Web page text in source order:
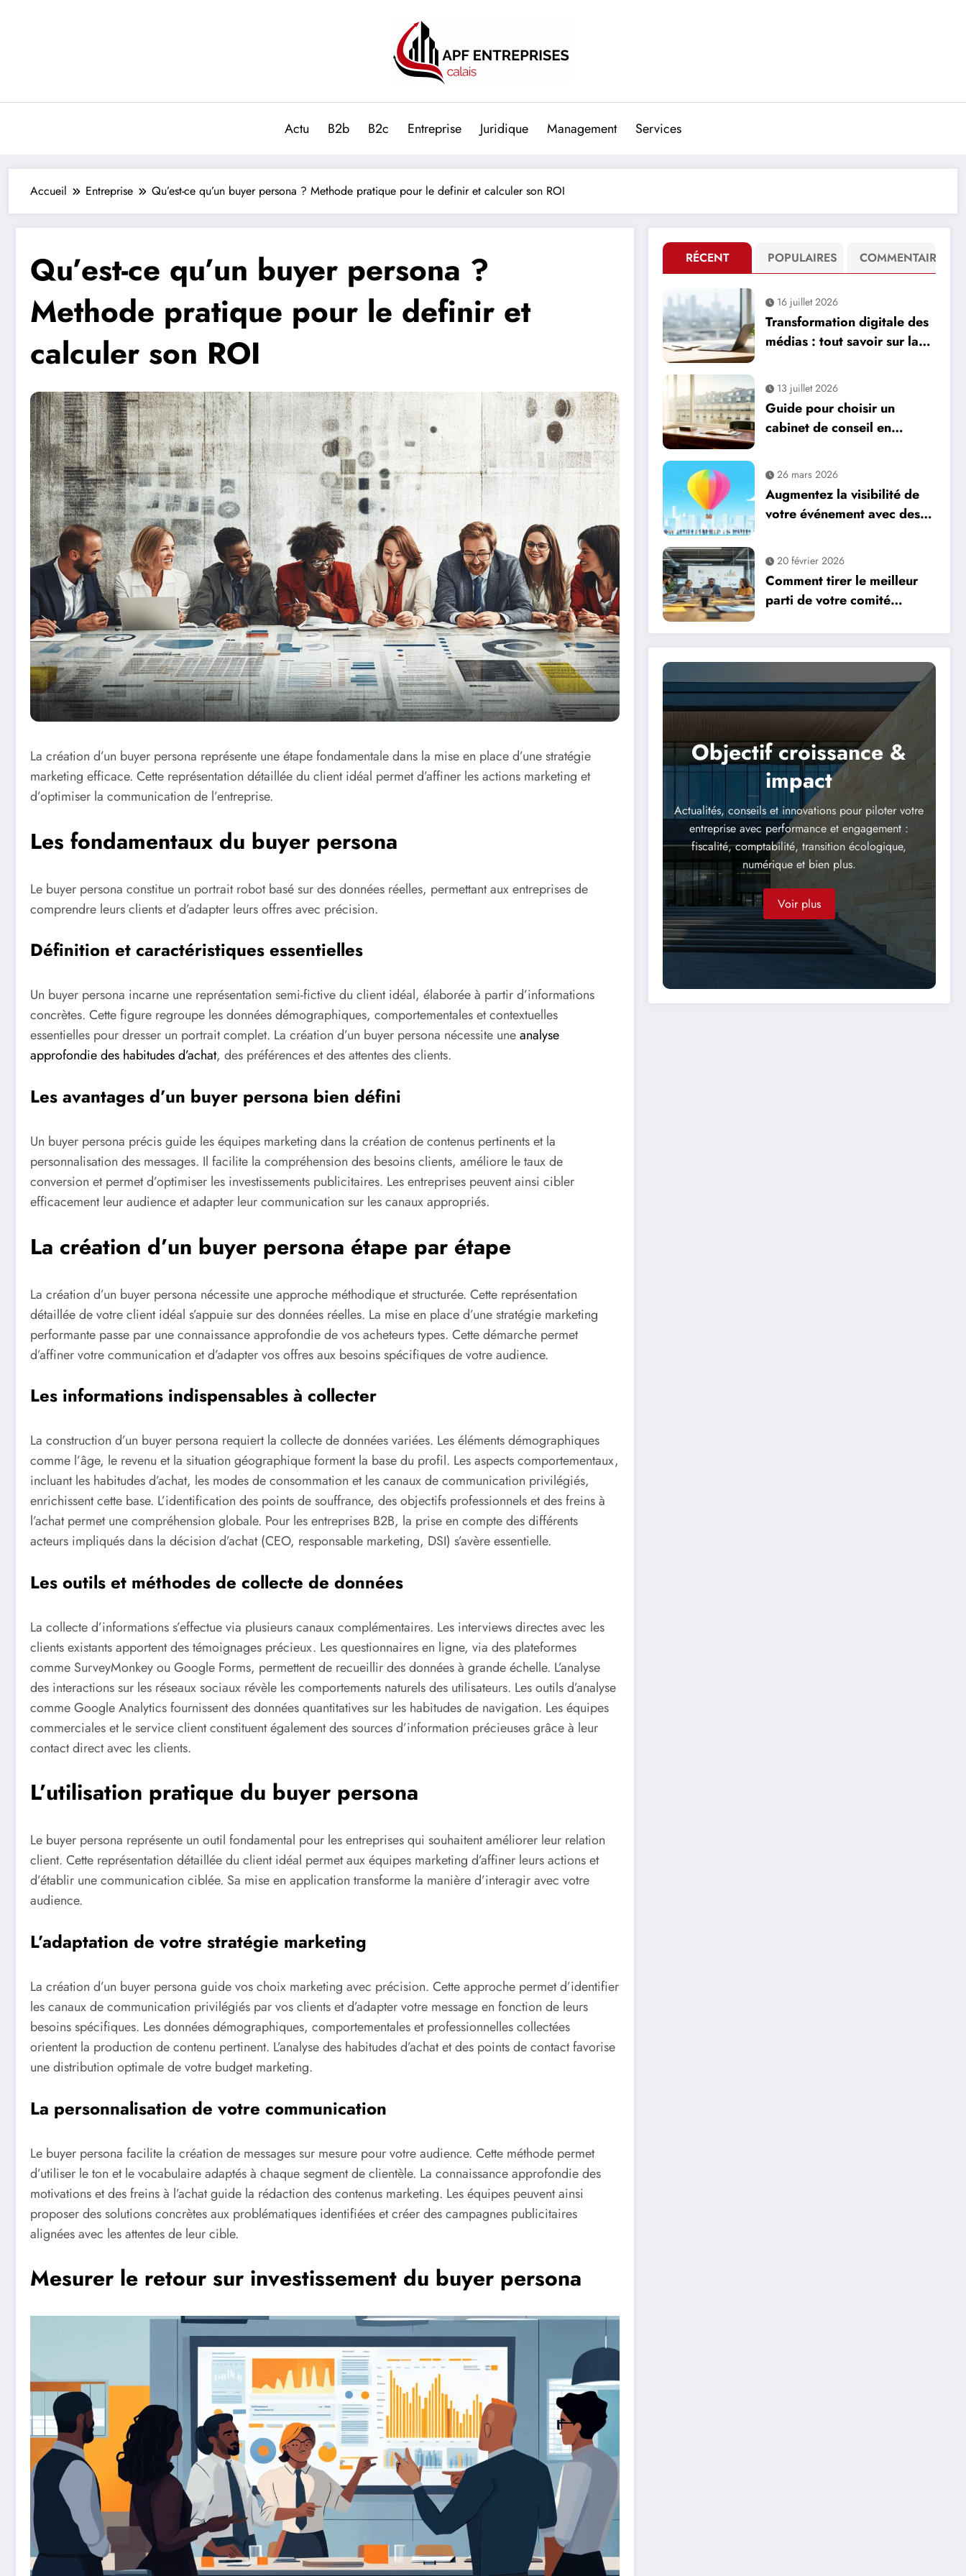
Actu B2b B2c Entreprise Juridique Management Services
Accueil Entreprise Qu’est-ce qu’un buyer persona ? Methode pratique pour le definir et calculer son ROI
Qu’est-ce qu’un buyer persona ?
Methode pratique pour le definir et
calculer son ROI
La création d’un buyer persona représente une étape fondamentale dans la mise en place d’une stratégie
marketing efficace. Cette représentation détaillée du client idéal permet d’affiner les actions marketing et
d’optimiser la communication de l’entreprise.
Les fondamentaux du buyer persona
Le buyer persona constitue un portrait robot basé sur des données réelles, permettant aux entreprises de
comprendre leurs clients et d’adapter leurs offres avec précision.
Définition et caractéristiques essentielles
Un buyer persona incarne une représentation semi-fictive du client idéal, élaborée à partir d’informations
concrètes. Cette figure regroupe les données démographiques, comportementales et contextuelles
essentielles pour dresser un portrait complet. La création d’un buyer persona nécessite uneanalyse
approfondie des habitudes d’achat, des préférences et des attentes des clients.
Les avantages d’un buyer persona bien défini
Un buyer persona précis guide les équipes marketing dans la création de contenus pertinents et la
personnalisation des messages. Il facilite la compréhension des besoins clients, améliore le taux de
conversion et permet d’optimiser les investissements publicitaires. Les entreprises peuvent ainsi cibler
efficacement leur audience et adapter leur communication sur les canaux appropriés.
La création d’un buyer persona étape par étape
La création d’un buyer persona nécessite une approche méthodique et structurée. Cette représentation
détaillée de votre client idéal s’appuie sur des données réelles. La mise en place d’une stratégie marketing
performante passe par une connaissance approfondie de vos acheteurs types. Cette démarche permet
d’affiner votre communication et d’adapter vos offres aux besoins spécifiques de votre audience.
Les informations indispensables à collecter
La construction d’un buyer persona requiert la collecte de données variées. Les éléments démographiques
comme l’âge, le revenu et la situation géographique forment la base du profil. Les aspects comportementaux,
incluant les habitudes d’achat, les modes de consommation et les canaux de communication privilégiés,
enrichissent cette base. L’identification des points de souffrance, des objectifs professionnels et des freins à
l’achat permet une compréhension globale. Pour les entreprises B2B, la prise en compte des différents
acteurs impliqués dans la décision d’achat (CEO, responsable marketing, DSI) s’avère essentielle.
Les outils et méthodes de collecte de données
La collecte d’informations s’effectue via plusieurs canaux complémentaires. Les interviews directes avec les
clients existants apportent des témoignages précieux. Les questionnaires en ligne, via des plateformes
comme SurveyMonkey ou Google Forms, permettent de recueillir des données à grande échelle. L’analyse
des interactions sur les réseaux sociaux révèle les comportements naturels des utilisateurs. Les outils d’analyse
comme Google Analytics fournissent des données quantitatives sur les habitudes de navigation. Les équipes
commerciales et le service client constituent également des sources d’information précieuses grâce à leur
contact direct avec les clients.
L’utilisation pratique du buyer persona
Le buyer persona représente un outil fondamental pour les entreprises qui souhaitent améliorer leur relation
client. Cette représentation détaillée du client idéal permet aux équipes marketing d’affiner leurs actions et
d’établir une communication ciblée. Sa mise en application transforme la manière d’interagir avec votre
audience.
L’adaptation de votre stratégie marketing
La création d’un buyer persona guide vos choix marketing avec précision. Cette approche permet d’identifier
les canaux de communication privilégiés par vos clients et d’adapter votre message en fonction de leurs
besoins spécifiques. Les données démographiques, comportementales et professionnelles collectées
orientent la production de contenu pertinent. L’analyse des habitudes d’achat et des points de contact favorise
une distribution optimale de votre budget marketing.
La personnalisation de votre communication
Le buyer persona facilite la création de messages sur mesure pour votre audience. Cette méthode permet
d’utiliser le ton et le vocabulaire adaptés à chaque segment de clientèle. La connaissance approfondie des
motivations et des freins à l’achat guide la rédaction des contenus marketing. Les équipes peuvent ainsi
proposer des solutions concrètes aux problématiques identifiées et créer des campagnes publicitaires
alignées avec les attentes de leur cible.
Mesurer le retour sur investissement du buyer persona
RÉCENT POPULAIRES COMMENTAIRE
16 juillet 2026
Transformation digitale des
médias : tout savoir sur la
avantages comme
inconvénients
13 juillet 2026
Guide pour choisir un
cabinet de conseil en
Neuilly-sur-Seine
26 mars 2026
Augmentez la visibilité de
votre événement avec des
personnalisés
20 février 2026
Comment tirer le meilleur
parti de votre comité
communication
transparente avec les
partenaires sociaux ?
Objectif croissance &
impact
Actualités, conseils et innovations pour piloter votre
entreprise avec performance et engagement :
fiscalité, comptabilité, transition écologique,
numérique et bien plus.
Voir plus